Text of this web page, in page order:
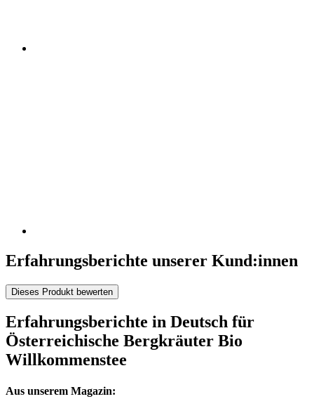
Erfahrungsberichte unserer Kund:innen
Dieses Produkt bewerten
Erfahrungsberichte in Deutsch für
Österreichische Bergkräuter Bio
Willkommenstee
Aus unserem Magazin: